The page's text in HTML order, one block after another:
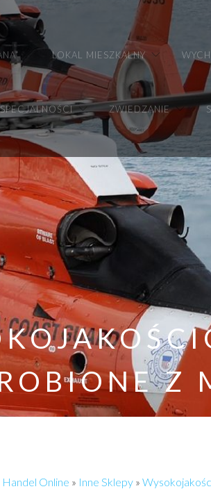
LOKAL MIESZKALNY
SPECJALNOŚCI ZWIEDZANIE
Z
Handel Online » Inne Sklepy»